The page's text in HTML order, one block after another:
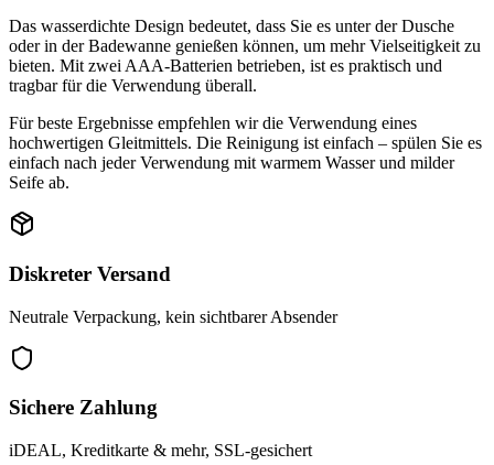
Das wasserdichte Design bedeutet, dass Sie es unter der Dusche
oder in der Badewanne genießen können, um mehr Vielseitigkeit zu
bieten. Mit zwei AAA-Batterien betrieben, ist es praktisch und
tragbar für die Verwendung überall.
Für beste Ergebnisse empfehlen wir die Verwendung eines
hochwertigen Gleitmittels. Die Reinigung ist einfach – spülen Sie es
einfach nach jeder Verwendung mit warmem Wasser und milder
Seife ab.
Diskreter Versand
Neutrale Verpackung, kein sichtbarer Absender
Sichere Zahlung
iDEAL, Kreditkarte & mehr, SSL-gesichert